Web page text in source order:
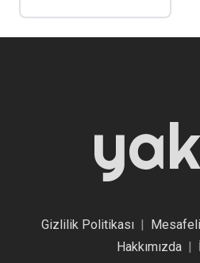
Gizlilik Politikası|
Hakkımızda |